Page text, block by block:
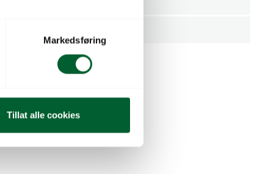
Markedsføring
Tillat alle cookies